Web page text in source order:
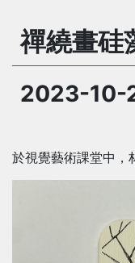
禪繞畫硅
2023-10-
於視覺藝術課堂中，